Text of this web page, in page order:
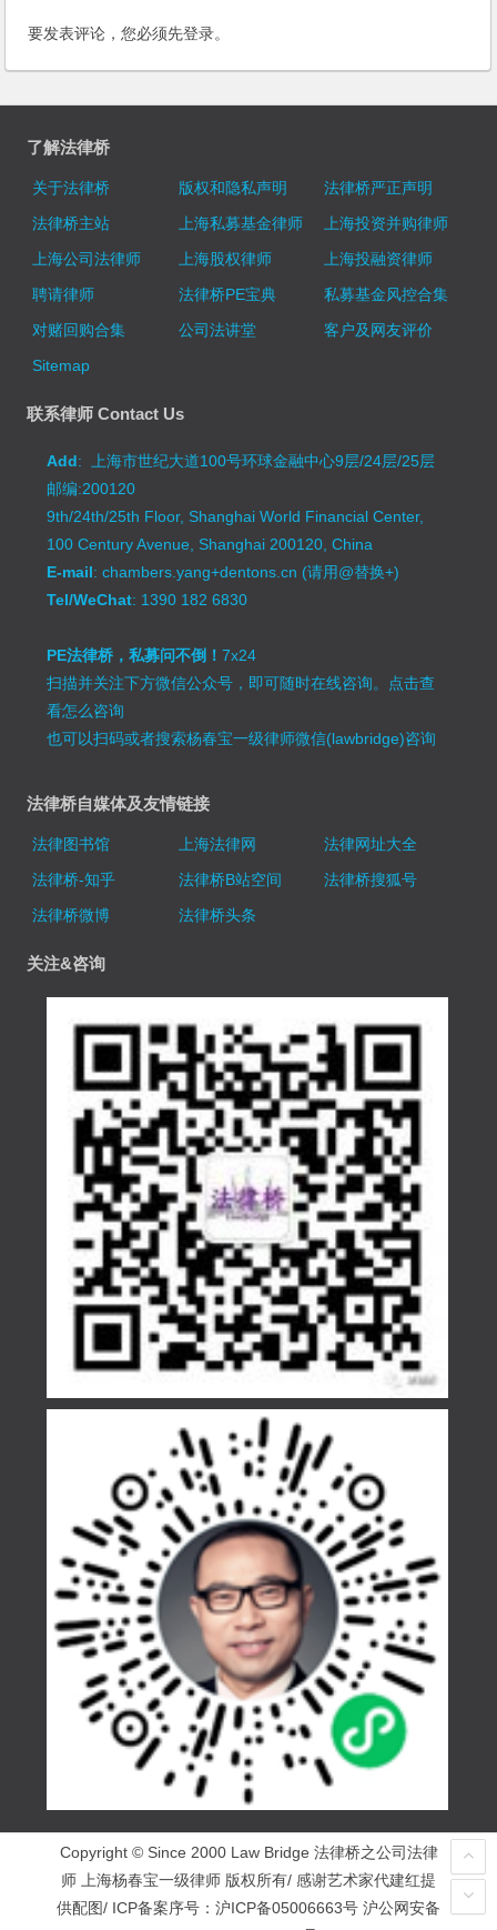
要发表评论，您必须先登录。
了解法律桥
关于法律桥 版权和隐私声明
法律桥严正声明
法律桥主站
上海私募基金律师
上海投资并购律师
上海公司法律师
上海股权律师
上海投融资律师
聘请律师
法律桥PE宝典
私募基金风控合集
对赌回购合集
公司法讲堂
客户及网友评价
Sitemap
联系律师 Contact Us
Add: 上海市世纪大道100号环球金融中心9层/24层/25层
邮编:200120
9th/24th/25th Floor, Shanghai World Financial Center,
100 Century Avenue, Shanghai 200120, China
E-mail: chambers.yang+dentons.cn (请用@替换+)
Tel/WeChat: 1390 182 6830
PE法律桥，私募问不倒！7x24
扫描并关注下方微信公众号，即可随时在线咨询。 点击查
看怎么咨询
也可以扫码或者搜索杨春宝一级律师微信(lawbridge)咨询
法律桥自媒体及友情链接
法律图书馆 上海法律网
法律网址大全
法律桥-知乎
法律桥B站空间
法律桥搜狐号
法律桥微博
法律桥头条
关注&咨询
Copyright © Since 2000 Law Bridge 法律桥之公司法律
师 上海杨春宝一级律师 版权所有/ 感谢艺术家代建红提
供配图/ ICP备案序号： 沪ICP备05006663号 沪公网安备